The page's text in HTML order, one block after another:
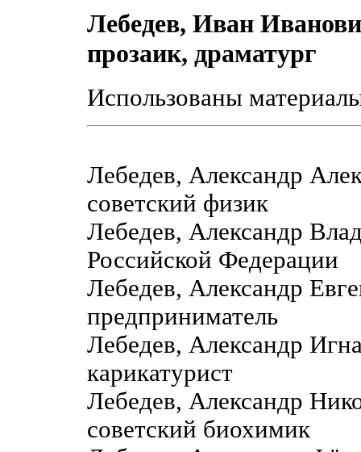
Лебедев, Иван
прозаик, драматург
Использованы
Лебедев, Александр
советский физик
Лебедев, Александр
Российской Федерации
Лебедев, Александр
предприниматель
Лебедев, Александр
карикатурист
Лебедев, Александр
советский биохимик